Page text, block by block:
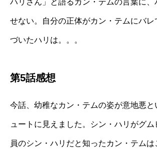
せない。自分の正体がカン・テムにバ
づいたハリは。。。
第5話感想
今話、幼稚なカン・テムの姿が意地悪と
ュートに見えました。シン・ハリがグ
員のシン・ハリだと知ったカン・テム